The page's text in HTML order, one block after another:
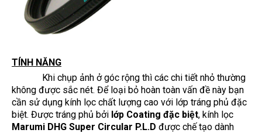
TÍNH NĂNG
Khi chụp ảnh ở góc rộng thì các chi tiết nhỏ thường
không được sắc nét. Để loại bỏ hoàn toàn vấn đề này bạn
cần sử dụng kính lọc chất lượng cao với lớp tráng phủ đặc
biệt. Được tráng phủ bởi lớp Coating đặc biệt, kính lọc
Marumi DHG Super Circular P.L.D được chế tạo dành